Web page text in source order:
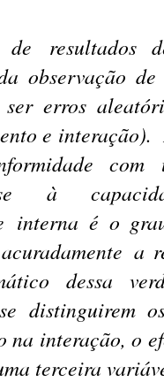
de resultados
observação
erros
e interação).
com
à
interna é o
a
dessa
distinguirem
na interação, o
terceira